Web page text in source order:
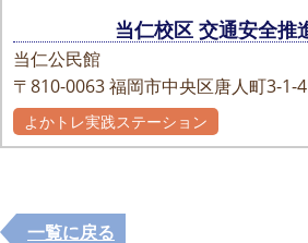
当仁校区 交通安全推
当仁公民館
〒810-0063福岡市中央区唐人町3-1-
よかトレ実践ステーション
一覧に戻る